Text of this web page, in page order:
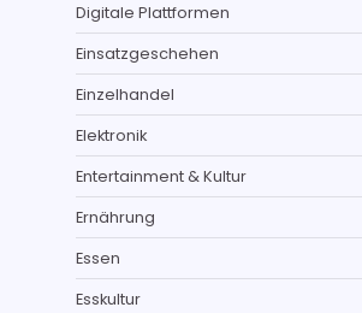
Digitale Plattformen
Einsatzgeschehen
Einzelhandel
Elektronik
Entertainment & Kultur
Ernährung
Essen
Esskultur